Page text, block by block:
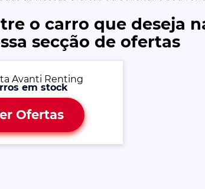
o carro que deseja
secção de ofertas
em stock
Ofertas